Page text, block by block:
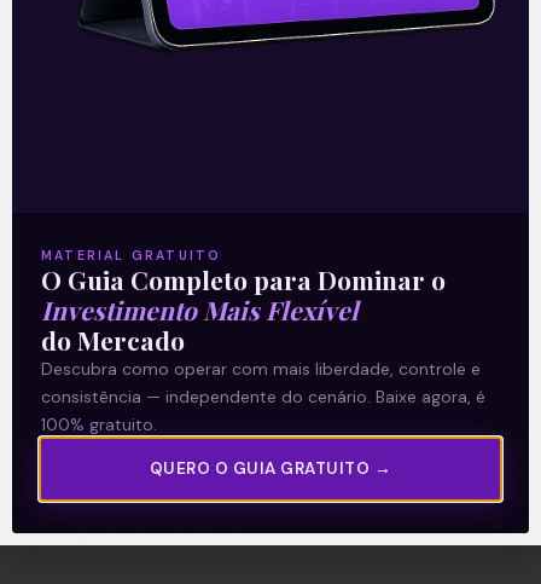
Termos e Condições
Política de Privacidade
Explore
Artigos
E Eu Com Isso?
Vídeos no Youtube
Manuais de Investimento
MATERIAL GRATUITO
O Guia Completo para Dominar o
Investimento Mais Flexível
do Mercado
Descubra como operar com mais liberdade, controle e
consistência — independente do cenário. Baixe agora, é
100% gratuito.
QUERO O GUIA GRATUITO →